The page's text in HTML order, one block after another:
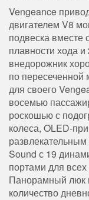
Vengeance
двигателем V8
подвеска вместе
плавности хода
внедорожник
по пересеченной
для своего
восемью
роскошью с
колеса, OLED-
Sound с 19
портами для
Панорамный люк
количество